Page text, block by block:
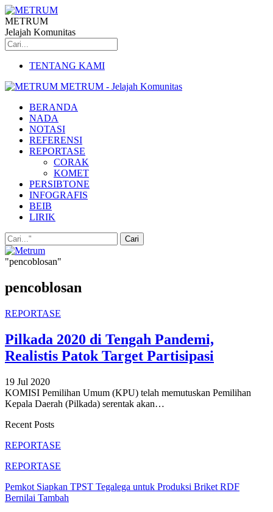
METRUM
Jelajah Komunitas
TENTANG KAMI
METRUM - Jelajah Komunitas
BERANDA
NADA
NOTASI
REFERENSI
REPORTASE
CORAK
KOMET
PERSIBTONE
INFOGRAFIS
BEIB
LIRIK
"pencoblosan"
pencoblosan
REPORTASE
Pilkada 2020 di Tengah Pandemi,
Realistis Patok Target Partisipasi
19 Jul 2020
KOMISI Pemilihan Umum (KPU) telah memutuskan Pemilihan
Kepala Daerah (Pilkada) serentak akan…
Recent Posts
REPORTASE
REPORTASE
Pemkot Siapkan TPST Tegalega untuk Produksi Briket RDF
Bernilai Tambah